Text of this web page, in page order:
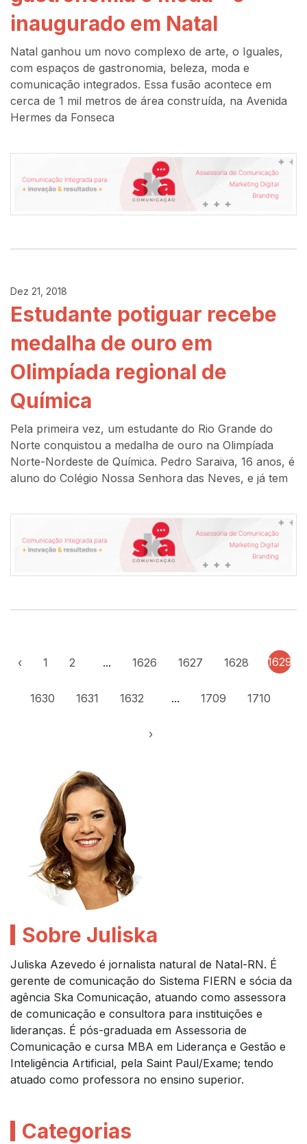
inaugurado em Natal
Natal ganhou um novo complexo de arte, o Iguales,
com espaços de gastronomia, beleza, moda e
comunicação integrados. Essa fusão acontece em
cerca de 1 mil metros de área construída, na Avenida
Hermes da Fonseca
Dez 21, 2018
Estudante potiguar recebe
medalha de ouro em
Olimpíada regional de
Química
Pela primeira vez, um estudante do Rio Grande do
Norte conquistou a medalha de ouro na Olimpíada
Norte-Nordeste de Química. Pedro Saraiva, 16 anos, é
aluno do Colégio Nossa Senhora das Neves, e já tem
‹ 1 2 ... 1626 1627 1628 1629
1630 1631 1632 ... 1709 1710
›
Sobre Juliska
Juliska Azevedo é jornalista natural de Natal-RN. É
gerente de comunicação do Sistema FIERN e sócia da
agência Ska Comunicação, atuando como assessora
de comunicação e consultora para instituições e
lideranças. É pós-graduada em Assessoria de
Comunicação e cursa MBA em Liderança e Gestão e
Inteligência Artificial, pela Saint Paul/Exame; tendo
atuado como professora no ensino superior.
Categorias